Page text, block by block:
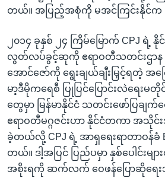
တယ်။ အပြည့်အစုံကို မအင်ကြင်းနိုင်က
၂၀၁၄ ခုနှစ် ၂၄ ကြိမ်မြောက် CPJ ရဲ့
လွတ်လပ်ခွင့်ဆုကို ဧရာဝတီသတင်းဌာ
အောင်ဇော်ကို ရွေးချယ်ချီးမြှင့်ရတဲ့ အက
မာ့ဒီမိုကရေစီ ပြုပြင်ပြောင်းလဲရေးမ
တွေမှာ မြန်မာနိုင်ငံ သတင်းဖော်ပြခ
ဧရာဝတီမဂ္ဂဇင်းဟာ နိုင်ငံတကာ အသိုင်
ခဲ့တယ်လို့ CPJ ရဲ့ အာရှရေးရာတာဝန်ခံ
တယ်။ ဒါ့အပြင် ပြည်ပမှာ နှစ်ပေါင်းမျာ
အစိုးရကို ဆက်လက် ဝေဖန်ပြောဆိုရေး